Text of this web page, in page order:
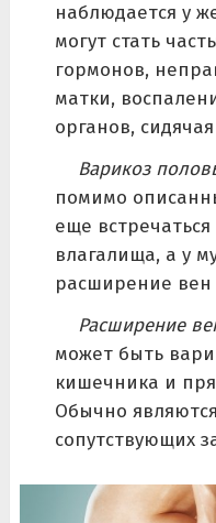
наблюдается у
могут стать
гормонов,
матки,
органов,
Варикоз
помимо
еще
влагалища, а у
расширение вен
Расширение
может быть
кишечника и
Обычно
сопутствующих